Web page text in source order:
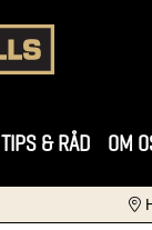
TIPS & RÅD OM